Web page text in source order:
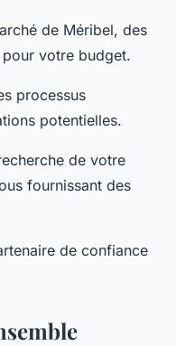
de Méribel, des
votre budget.
processus
potentielles.
de votre
fournissant des
de confiance